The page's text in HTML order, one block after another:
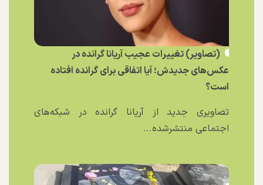
(تصاویر) تغییرات عجیب آریانا گرانده در
عکس‌های جدیدش؛ آیا اتفاقی برای گرانده افتاده
است؟
تصاویری جدید از آریانا گرانده در شبکه‌های
اجتماعی منتشرشده...